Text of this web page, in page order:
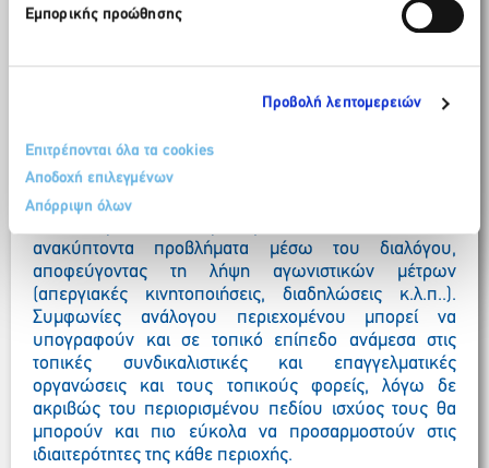
Εμπορικής προώθησης
Προβολή λεπτομερειών
Επιτρέπονται όλα τα cookies
Αποδοχή επιλεγμένων
Απόρριψη όλων
κατά τους μήνες της υψηλής τουριστικής περιόδου,
συμπίπτουν με την περίοδο από αρχές Μαΐου έως και
προβαίνει στην υιοθέτηση νομοθετικών ρυθμίσεων
αντιδράσεις και κινητοποιήσεις από το σύνολο ή και
συγκεκριμένες ομάδες εργαζομένων, επαγγελματιών
κ.λ.π., οι δε κοινωνικοί εταίροι, θα καταβάλουν κάθε
ανακύπτοντα προβλήματα μέσω του διαλόγου,
αποφεύγοντας τη λήψη αγωνιστικών μέτρων
(απεργιακές κινητοποιήσεις, διαδηλώσεις κ.λ.π..).
Συμφωνίες ανάλογου περιεχομένου μπορεί να
υπογραφούν και σε τοπικό επίπεδο ανάμεσα στις
τοπικές συνδικαλιστικές και επαγγελματικές
οργανώσεις και τους τοπικούς φορείς, λόγω δε
ακριβώς του περιορισμένου πεδίου ισχύος τους θα
μπορούν και πιο εύκολα να προσαρμοστούν στις
ιδιαιτερότητες της κάθε περιοχής.